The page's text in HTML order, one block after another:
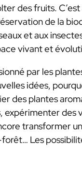
des fruits. C’est
de la
et aux
vivant et
par les
idées,
des plantes
expérimenter des
transformer
Les